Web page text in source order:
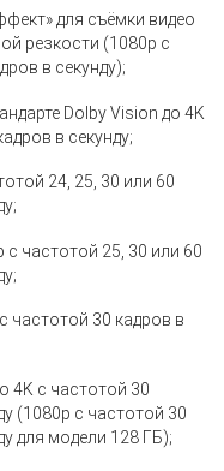
для съёмки видео
резкости (1080p с
в секунду);
Dolby Vision до 4K
в секунду;
24, 25, 30 или 60
с частотой 25, 30 или 60
частотой 30 кадров в
4K с частотой 30
(1080p с частотой 30
для модели 128 ГБ);